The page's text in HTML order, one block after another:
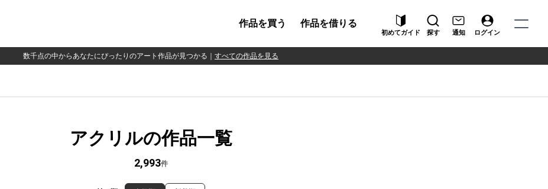
作品を買う 作品を借りる
初めてガイド 探す 通知 ログイン
数千点の中からあなたにぴったりのアート作品が見つかる すべての作品を見る
アクリルの作品一覧
2,993件